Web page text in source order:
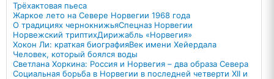
Трёхактовая пьеса
Жаркое лето на Севере Норвегии 1968 года
О традициях чернокнижьяСпецназ Норвегии
Норвежский триптихДирижабль «Норвегия»
Хокон Ли: краткая биографияВек имени Хейердала
Человек, который боялся воды
Светлана Хоркина: Россия и Норвегия – два образа Севера
Социальная борьба в Норвегии в последней четверти XII и